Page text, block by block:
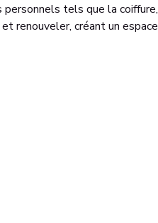
tels que la coiffure,
renouveler, créant un espace